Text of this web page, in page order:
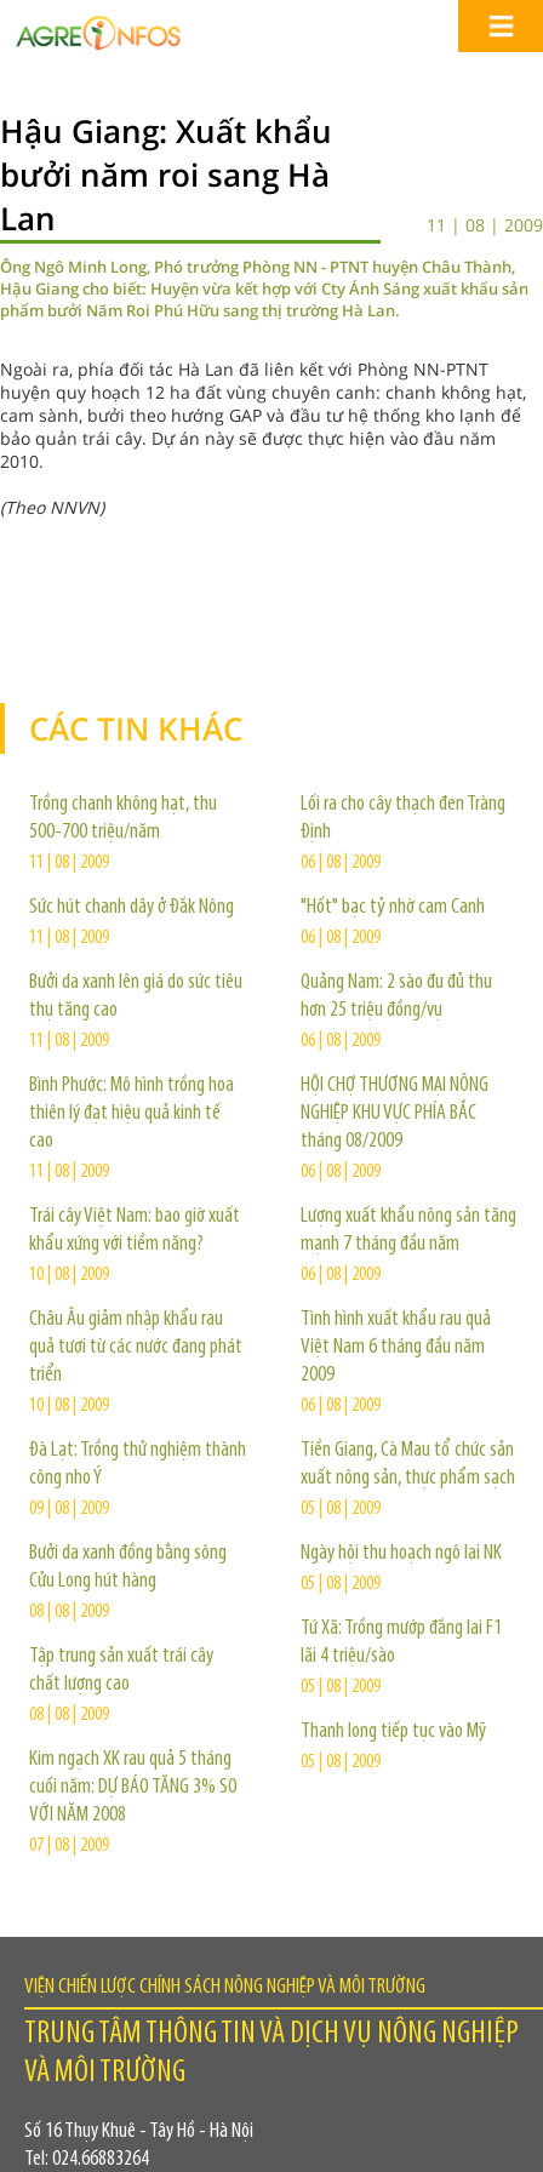
Hậu Giang: Xuất khẩu
bưởi năm roi sang Hà
Lan
11 | 08 | 2009
Ông Ngô Minh Long, Phó trưởng Phòng NN - PTNT huyện Châu Thành,
Hậu Giang cho biết: Huyện vừa kết hợp với Cty Ánh Sáng xuất khẩu sản
phẩm bưởi Năm Roi Phú Hữu sang thị trường Hà Lan.
Ngoài ra, phía đối tác Hà Lan đã liên kết với Phòng NN-PTNT
huyện quy hoạch 12 ha đất vùng chuyên canh: chanh không hạt,
cam sành, bưởi theo hướng GAP và đầu tư hệ thống kho lạnh để
bảo quản trái cây. Dự án này sẽ được thực hiện vào đầu năm
2010.
(Theo NNVN)
CÁC TIN KHÁC
Trồng chanh không hạt, thu
500-700 triệu/năm
11 | 08 | 2009
Sức hút chanh dây ở Đắk Nông
11 | 08 | 2009
Bưởi da xanh lên giá do sức tiêu
thụ tăng cao
11 | 08 | 2009
Bình Phước: Mô hình trồng hoa
thiên lý đạt hiệu quả kinh tế
cao
11 | 08 | 2009
Trái cây Việt Nam: bao giờ xuất
khẩu xứng với tiềm năng?
10 | 08 | 2009
Châu Âu giảm nhập khẩu rau
quả tươi từ các nước đang phát
triển
10 | 08 | 2009
Đà Lạt: Trồng thử nghiệm thành
công nho Ý
09 | 08 | 2009
Bưởi da xanh đồng bằng sông
Cửu Long hút hàng
08 | 08 | 2009
Tập trung sản xuất trái cây
chất lượng cao
08 | 08 | 2009
Kim ngạch XK rau quả 5 tháng
cuối năm: DỰ BÁO TĂNG 3% SO
VỚI NĂM 2008
07 | 08 | 2009
Lối ra cho cây thạch đen Tràng
Định
06 | 08 | 2009
"Hốt" bạc tỷ nhờ cam Canh
06 | 08 | 2009
Quảng Nam: 2 sào đu đủ thu
hơn 25 triệu đồng/vụ
06 | 08 | 2009
HỘI CHỢ THƯƠNG MẠI NÔNG
NGHIỆP KHU VỰC PHÍA BẮC
tháng 08/2009
06 | 08 | 2009
Lượng xuất khẩu nông sản tăng
mạnh 7 tháng đầu năm
06 | 08 | 2009
Tình hình xuất khẩu rau quả
Việt Nam 6 tháng đầu năm
2009
06 | 08 | 2009
Tiền Giang, Cà Mau tổ chức sản
xuất nông sản, thực phẩm sạch
05 | 08 | 2009
Ngày hội thu hoạch ngô lai NK
05 | 08 | 2009
Tứ Xã: Trồng mướp đắng lai F1
lãi 4 triệu/sào
05 | 08 | 2009
Thanh long tiếp tục vào Mỹ
05 | 08 | 2009
VIỆN CHIẾN LƯỢC CHÍNH SÁCH NÔNG NGHIỆP VÀ MÔI TRƯỜNG
TRUNG TÂM THÔNG TIN VÀ DỊCH VỤ NÔNG NGHIỆP
VÀ MÔI TRƯỜNG
Số 16 Thụy Khuê - Tây Hồ - Hà Nội
Tel: 024.66883264